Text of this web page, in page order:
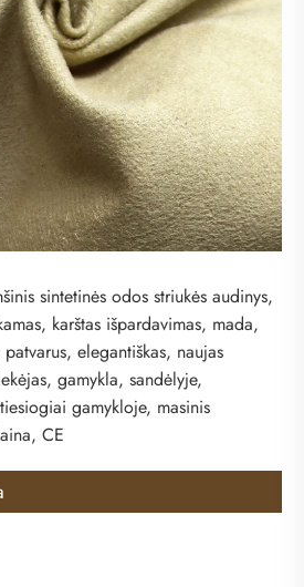
sintetinės odos striukės audinys,
karštas išpardavimas, mada,
elegantiškas, naujas
gamykla, sandėlyje,
gamykloje, masinis
CE